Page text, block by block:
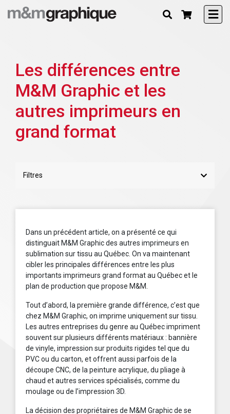
Les différences entre
M&M Graphic et les
autres imprimeurs en
grand format
Filtres
Dans un précédent article, on a présenté ce qui
distinguait M&M Graphic des autres imprimeurs en
sublimation sur tissu au Québec. On va maintenant
cibler les principales différences entre les plus
importants imprimeurs grand format au Québec et le
plan de production que propose M&M.
Tout d’abord, la première grande différence, c’est que
chez M&M Graphic, on imprime uniquement sur tissu.
Les autres entreprises du genre au Québec impriment
souvent sur plusieurs différents matériaux : bannière
de vinyle, impression sur produits rigides tel que du
PVC ou du carton, et offrent aussi parfois de la
découpe CNC, de la peinture acrylique, du pliage à
chaud et autres services spécialisés, comme du
moulage ou de l’impression 3D.
La décision des propriétaires de M&M Graphic de se